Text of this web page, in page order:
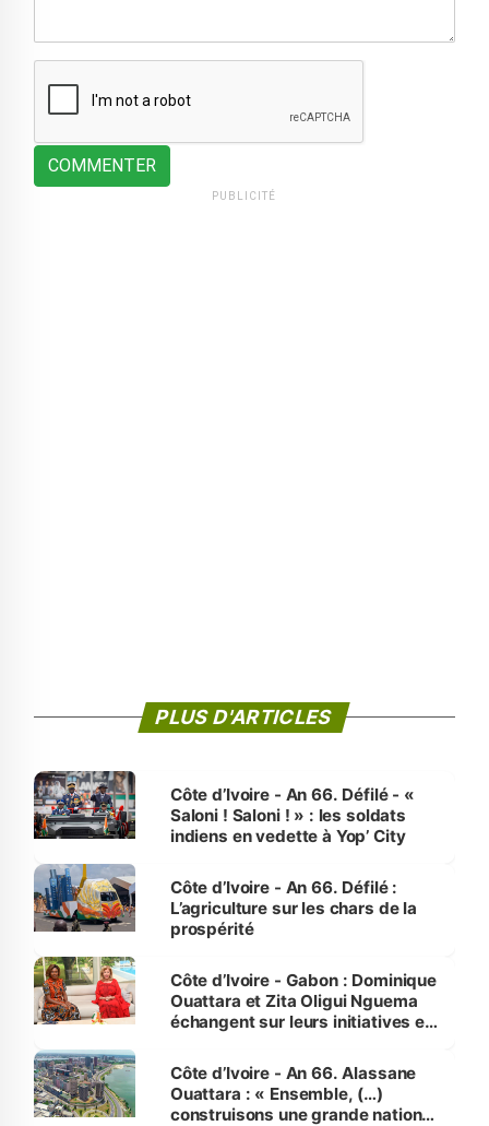
COMMENTER
PUBLICITÉ
PLUS D'ARTICLES
Côte d’Ivoire - An 66. Défilé - «
Saloni ! Saloni ! » : les soldats
indiens en vedette à Yop’ City
Côte d’Ivoire - An 66. Défilé :
L’agriculture sur les chars de la
prospérité
Côte d’Ivoire - Gabon : Dominique
Ouattara et Zita Oligui Nguema
échangent sur leurs initiatives en
enfants
Côte d’Ivoire - An 66. Alassane
Ouattara : « Ensemble, (…)
construisons une grande nation